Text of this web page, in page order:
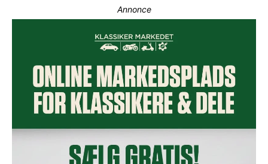
Annonce